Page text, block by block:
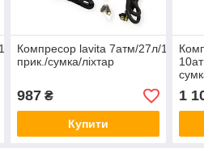
шланг/
Компресор lavita 7атм/27л/1м
прик./сумка/ліхтар
987₴
Купити
1